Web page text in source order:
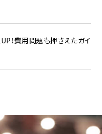
！費用問題も押さえたガイ